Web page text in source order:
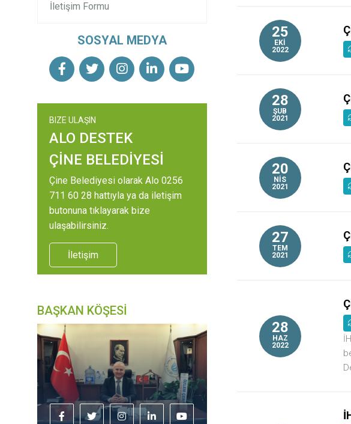
İletişim Formu
SOSYAL MEDYA
BIZE ULAŞIN
ALO DESTEK
ÇİNE BELEDİYESİ
Çine Belediyesi olarak Alo 0256
711 60 28 hattıyla ya da iletişim
butonuna tıklayarak bize
ulaşabilirsiniz.
İletişim
BAŞKAN KÖŞESİ
25
EKİ
2022
28
ŞUB
2021
20
NİS
2021
27
TEM
2021
28
HAZ
2022